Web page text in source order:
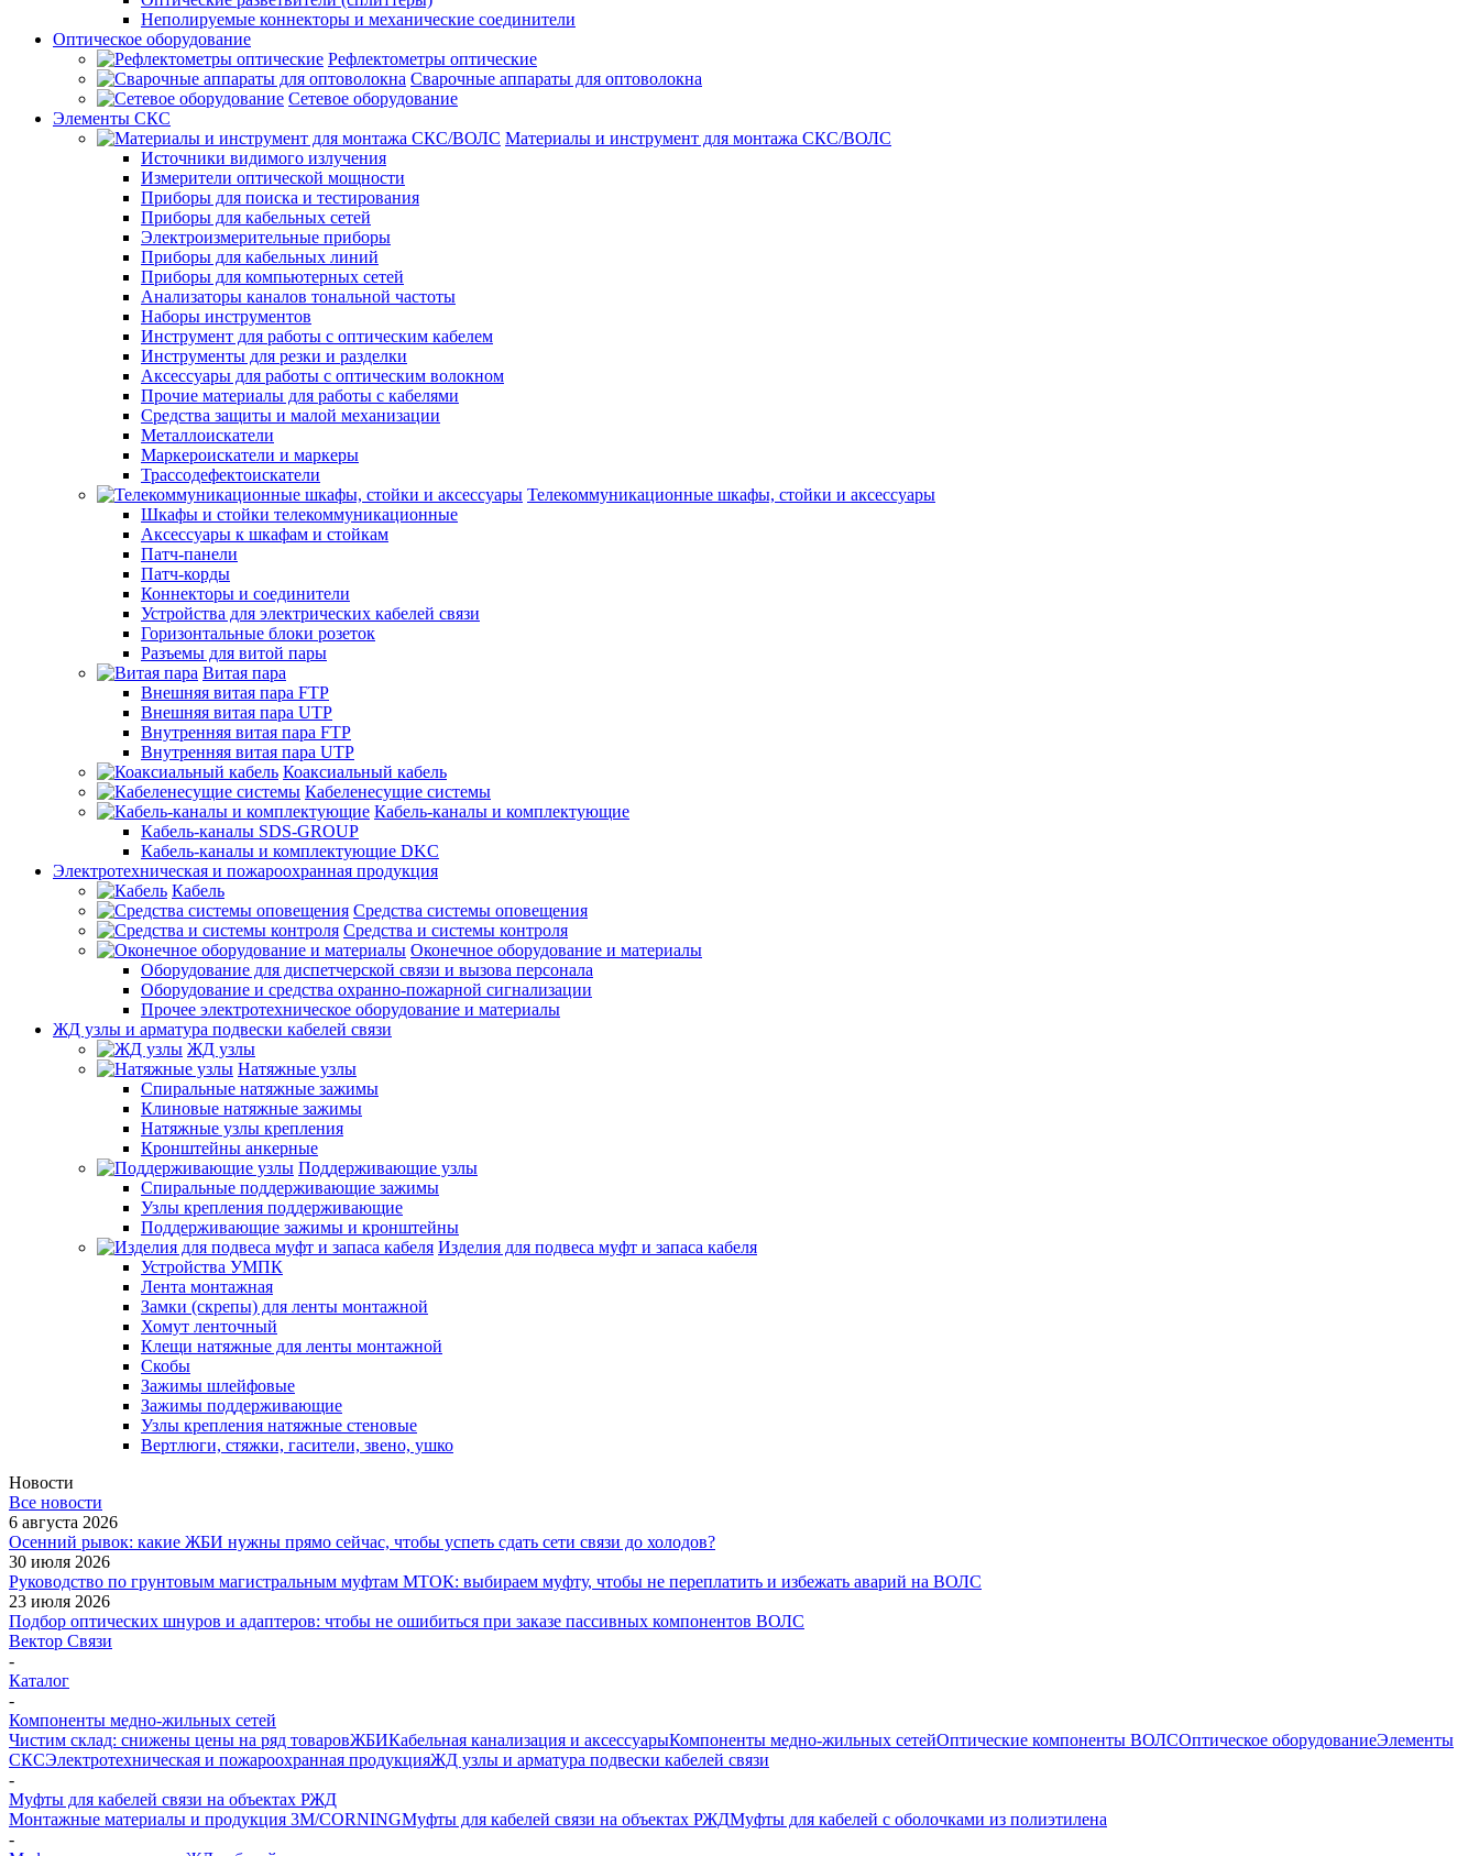
Неполируемые коннекторы и механические соединители
Оптическое оборудование
Рефлектометры оптические
Сварочные аппараты для оптоволокна
Сетевое оборудование
Элементы СКС
Материалы и инструмент для монтажа СКС/ВОЛС
Источники видимого излучения
Измерители оптической мощности
Приборы для поиска и тестирования
Приборы для кабельных сетей
Электроизмерительные приборы
Приборы для кабельных линий
Приборы для компьютерных сетей
Анализаторы каналов тональной частоты
Наборы инструментов
Инструмент для работы с оптическим кабелем
Инструменты для резки и разделки
Аксессуары для работы с оптическим волокном
Прочие материалы для работы с кабелями
Средства защиты и малой механизации
Металлоискатели
Маркероискатели и маркеры
Трассодефектоискатели
Телекоммуникационные шкафы, стойки и аксессуары
Шкафы и стойки телекоммуникационные
Аксессуары к шкафам и стойкам
Патч-панели
Патч-корды
Коннекторы и соединители
Устройства для электрических кабелей связи
Горизонтальные блоки розеток
Разъемы для витой пары
Витая пара
Внешняя витая пара FTP
Внешняя витая пара UTP
Внутренняя витая пара FTP
Внутренняя витая пара UTP
Коаксиальный кабель
Кабеленесущие системы
Кабель-каналы и комплектующие
Кабель-каналы SDS-GROUP
Кабель-каналы и комплектующие DKC
Электротехническая и пожароохранная продукция
Кабель
Средства системы оповещения
Средства и системы контроля
Оконечное оборудование и материалы
Оборудование для диспетчерской связи и вызова персонала
Оборудование и средства охранно-пожарной сигнализации
Прочее электротехническое оборудование и материалы
ЖД узлы и арматура подвески кабелей связи
ЖД узлы
Натяжные узлы
Спиральные натяжные зажимы
Клиновые натяжные зажимы
Натяжные узлы крепления
Кронштейны анкерные
Поддерживающие узлы
Спиральные поддерживающие зажимы
Узлы крепления поддерживающие
Поддерживающие зажимы и кронштейны
Изделия для подвеса муфт и запаса кабеля
Устройства УМПК
Лента монтажная
Замки (скрепы) для ленты монтажной
Хомут ленточный
Клещи натяжные для ленты монтажной
Скобы
Зажимы шлейфовые
Зажимы поддерживающие
Узлы крепления натяжные стеновые
Вертлюги, стяжки, гасители, звено, ушко
Новости
Все новости
6 августа 2026
Осенний рывок: какие ЖБИ нужны прямо сейчас, чтобы успеть сдать сети связи до холодов?
30 июля 2026
Руководство по грунтовым магистральным муфтам МТОК: выбираем муфту, чтобы не переплатить и избежать аварий на ВОЛС
23 июля 2026
Подбор оптических шнуров и адаптеров: чтобы не ошибиться при заказе пассивных компонентов ВОЛС
Вектор Связи
-
Каталог
-
Компоненты медно-жильных сетей
Чистим склад: снижены цены на ряд товаровЖБИКабельная канализация и аксессуарыКомпоненты медно-жильных сетейОптические компоненты ВОЛСОптическое оборудованиеЭлементы
СКСЭлектротехническая и пожароохранная продукцияЖД узлы и арматура подвески кабелей связи
-
Муфты для кабелей связи на объектах РЖД
Монтажные материалы и продукция 3M/CORNINGМуфты для кабелей связи на объектах РЖДМуфты для кабелей с оболочками из полиэтилена
-